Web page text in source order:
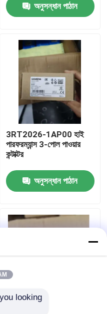
অনুসন্ধান পাঠান
3RT2026-1AP00 হাই
পারফরম্যান্স 3-পোল পাওয়ার
কন্টাক্টর
অনুসন্ধান পাঠান
looking